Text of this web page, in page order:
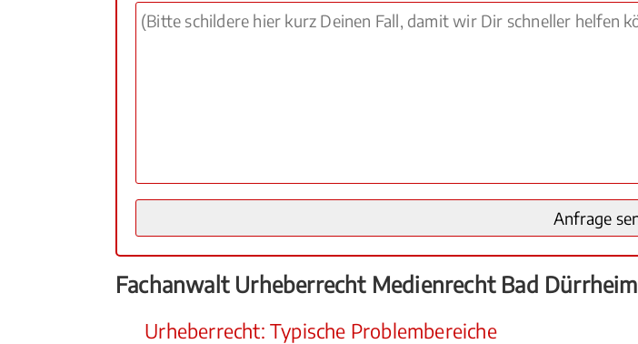
Fachanwalt Urheberrecht Medienrecht Bad Dürrheim
Urheberrecht: Typische Problembereiche